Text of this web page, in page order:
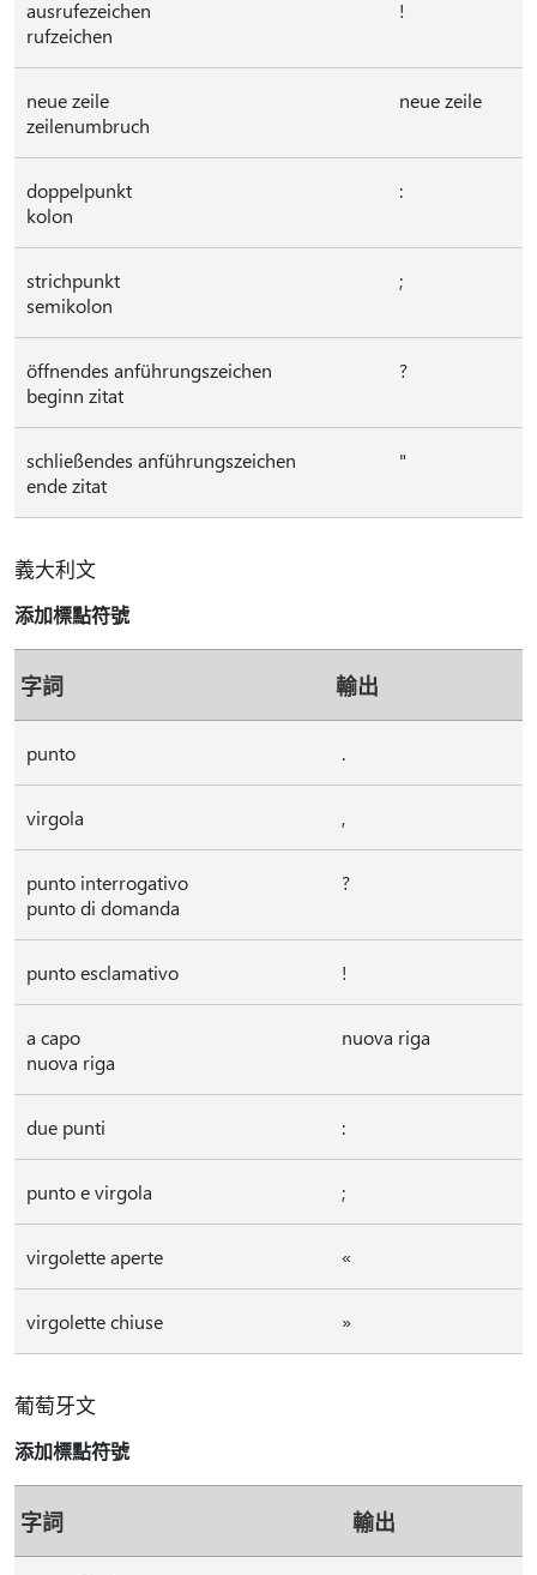
ausrufezeichen
rufzeichen
!
neue zeile
zeilenumbruch
neue zeile
doppelpunkt
kolon
:
strichpunkt
semikolon
;
öffnendes anführungszeichen
beginn zitat
?
schließendes anführungszeichen
ende zitat
"
義大利文
添加標點符號
字詞 輸出
punto .
virgola ,
punto interrogativo
punto di domanda
?
punto esclamativo !
a capo
nuova riga
nuova riga
due punti :
punto e virgola ;
virgolette aperte «
virgolette chiuse »
葡萄牙文
添加標點符號
字詞 輸出